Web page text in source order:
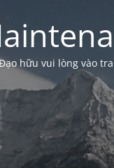
hữu vui lòng vào